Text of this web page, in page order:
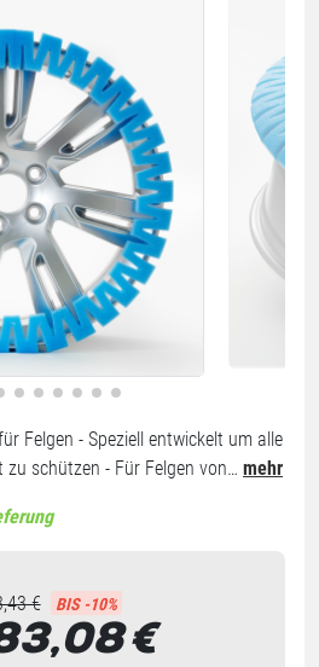
Felgen - Speziell entwickelt um alle
schützen - Für Felgen von… mehr
€ BIS -10%
€